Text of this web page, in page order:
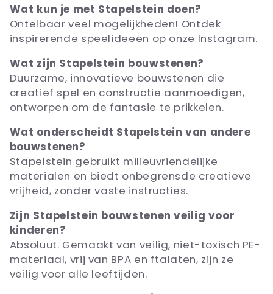
Wat kun je met Stapelstein doen?
Ontelbaar veel mogelijkheden! Ontdek
inspirerende speelideeën op onze Instagram.
Wat zijn Stapelstein bouwstenen?
Duurzame, innovatieve bouwstenen die
creatief spel en constructie aanmoedigen,
ontworpen om de fantasie te prikkelen.
Wat onderscheidt Stapelstein van andere
bouwstenen?
Stapelstein gebruikt milieuvriendelijke
materialen en biedt onbegrensde creatieve
vrijheid, zonder vaste instructies.
Zijn Stapelstein bouwstenen veilig voor
kinderen?
Absoluut. Gemaakt van veilig, niet-toxisch PE-
materiaal, vrij van BPA en ftalaten, zijn ze
veilig voor alle leeftijden.